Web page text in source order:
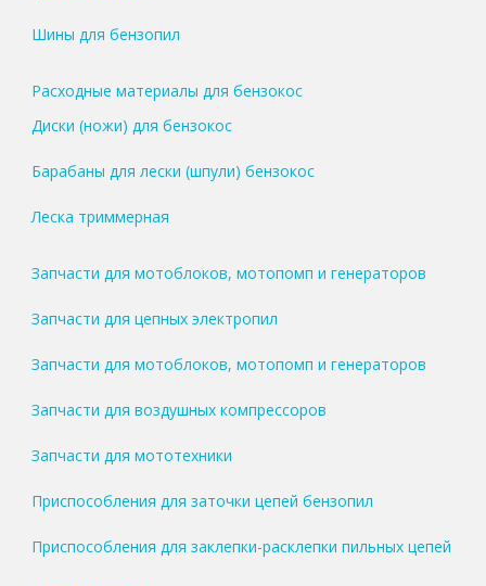
Шины для бензопил
Расходные материалы для бензокос
Диски (ножи) для бензокос
Барабаны для лески (шпули) бензокос
Леска триммерная
Запчасти для мотоблоков, мотопомп и генераторов
Запчасти для цепных электропил
Запчасти для мотоблоков, мотопомп и генераторов
Запчасти для воздушных компрессоров
Запчасти для мототехники
Приспособления для заточки цепей бензопил
Приспособления для заклепки-расклепки пильных цепей